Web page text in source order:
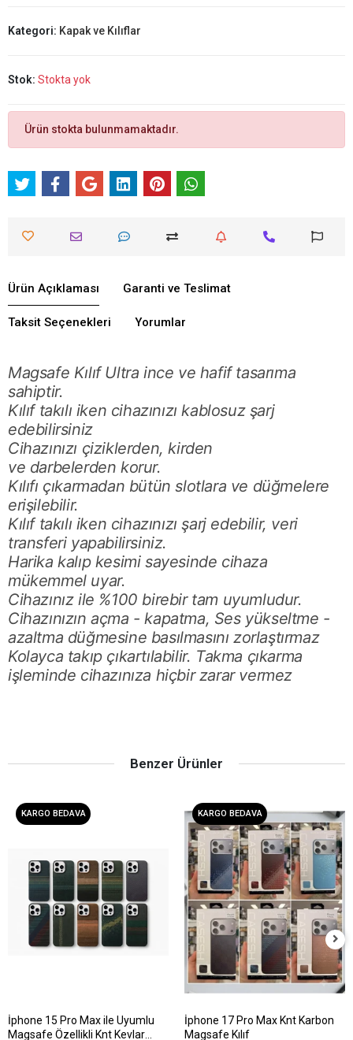
Kategori: Kapak ve Kılıflar
Stok: Stokta yok
Ürün stokta bulunmamaktadır.
Ürün Açıklaması Garanti ve Teslimat
Taksit Seçenekleri Yorumlar
Magsafe Kılıf Ultra ince ve hafif tasarıma
sahiptir.
Kılıf takılı iken cihazınızı kablosuz şarj
edebilirsiniz
Cihazınızı çiziklerden, kirden
ve darbelerden korur.
Kılıfı çıkarmadan bütün slotlara ve düğmelere
erişilebilir.
Kılıf takılı iken cihazınızı şarj edebilir, veri
transferi yapabilirsiniz.
Harika kalıp kesimi sayesinde cihaza
mükemmel uyar.
Cihazınız ile %100 birebir tam uyumludur.
Cihazınızın açma - kapatma, Ses yükseltme -
azaltma düğmesine basılmasını zorlaştırmaz
Kolayca takıp çıkartılabilir. Takma çıkarma
işleminde cihazınıza hiçbir zarar vermez
Benzer Ürünler
KARGO BEDAVA
İphone 15 Pro Max ile Uyumlu
Magsafe Özellikli Knt Kevlar
KARGO BEDAVA
İphone 17 Pro Max Knt Karbon
Magsafe Kılıf